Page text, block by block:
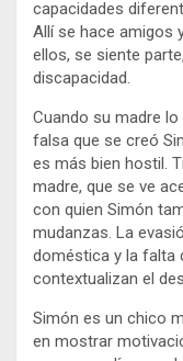
capacidades
Allí se hace amigos
ellos, se siente
discapacidad.
Cuando su madre
falsa que se creó
es más bien hostil.
madre, que se ve
con quien Simón
mudanzas. La
doméstica y la falta
contextualizan el
Simón es un chico
en mostrar